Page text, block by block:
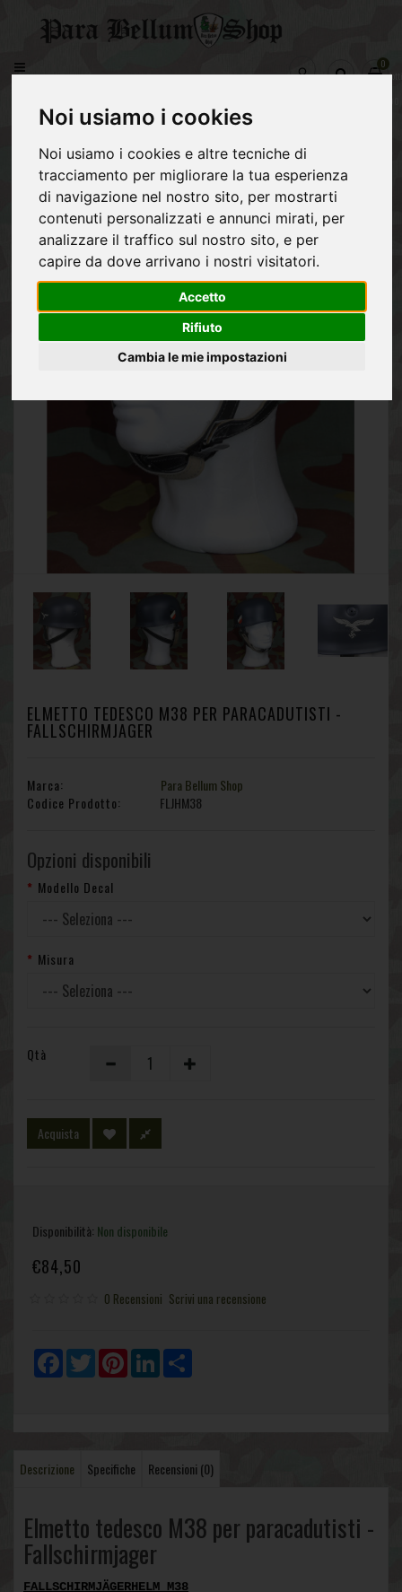
Noi usiamo i cookies
Noi usiamo i cookies e altre tecniche di
tracciamento per migliorare la tua esperienza
di navigazione nel nostro sito, per mostrarti
contenuti personalizzati e annunci mirati, per
analizzare il traffico sul nostro sito, e per
capire da dove arrivano i nostri visitatori.
Accetto
Rifiuto
Cambia le mie impostazioni
CATEGORY
REGIO
ITALIANO
ALLEATI
MATERIALE
POST
0
prodotti
Home
Elmetto tedesco M38 per paracadutisti - Fallschirmjager
ELMETTO TEDESCO M38 PER PARACADUTISTI -
FALLSCHIRMJAGER
Marca:
Para Bellum Shop
Codice Prodotto:
FLJHM38
Opzioni disponibili
Modello Decal
Misura
Qtà
Acquista
Disponibilità: Non disponibile
€84,50
0 Recensioni Scrivi una recensione
FacebookTwitterPinterestLinkedIn
Descrizione Specifiche Recensioni (0)
Elmetto tedesco M38 per paracadutisti -
Fallschirmjager
FALLSCHIRMJÄGERHELM M38